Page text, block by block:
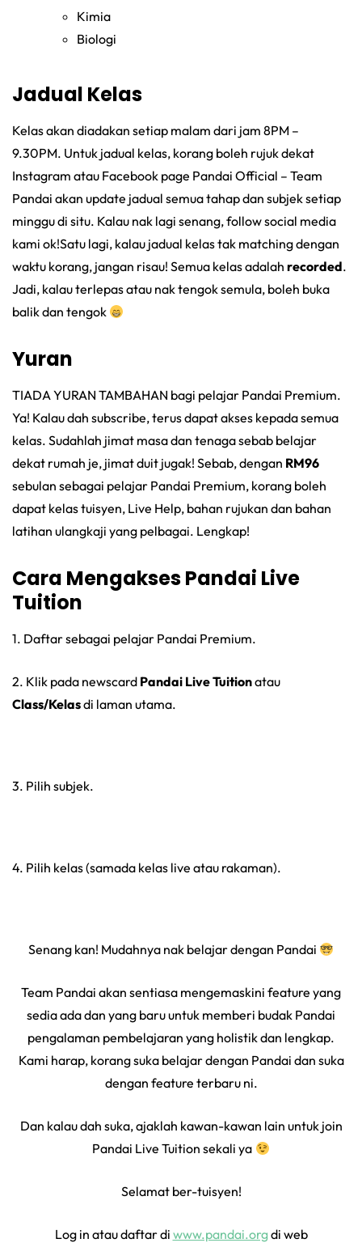
Kimia
Biologi
Jadual Kelas
Kelas akan diadakan setiap malam dari jam 8PM –
9.30PM. Untuk jadual kelas, korang boleh rujuk dekat
Instagram atau Facebook page Pandai Official – Team
Pandai akan update jadual semua tahap dan subjek setiap
minggu di situ. Kalau nak lagi senang, follow social media
kami ok!Satu lagi, kalau jadual kelas tak matching dengan
waktu korang, jangan risau! Semua kelas adalah recorded.
Jadi, kalau terlepas atau nak tengok semula, boleh buka
balik dan tengok
Yuran
TIADA YURAN TAMBAHAN bagi pelajar Pandai Premium.
Ya! Kalau dah subscribe, terus dapat akses kepada semua
kelas. Sudahlah jimat masa dan tenaga sebab belajar
dekat rumah je, jimat duit jugak! Sebab, dengan RM96
sebulan sebagai pelajar Pandai Premium, korang boleh
dapat kelas tuisyen, Live Help, bahan rujukan dan bahan
latihan ulangkaji yang pelbagai. Lengkap!
Cara Mengakses Pandai Live
Tuition
1. Daftar sebagai pelajar Pandai Premium.
2. Klik pada newscard Pandai Live Tuitionatau
Class/Kelasdi laman utama.
3. Pilih subjek.
4. Pilih kelas (samada kelas live atau rakaman).
Senang kan! Mudahnya nak belajar dengan Pandai
Team Pandai akan sentiasa mengemaskini feature yang
sedia ada dan yang baru untuk memberi budak Pandai
pengalaman pembelajaran yang holistik dan lengkap.
Kami harap, korang suka belajar dengan Pandai dan suka
dengan feature terbaru ni.
Dan kalau dah suka, ajaklah kawan-kawan lain untuk join
Pandai Live Tuition sekali ya
Selamat ber-tuisyen!
Log in atau daftar di www.pandai.orgdi web